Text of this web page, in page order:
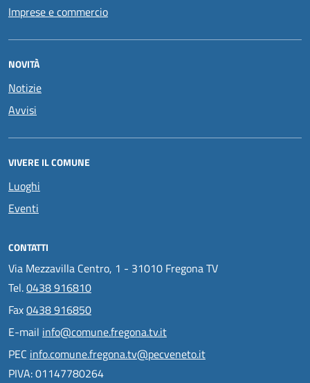
Imprese e commercio
NOVITÀ
Notizie
Avvisi
VIVERE IL COMUNE
Luoghi
Eventi
CONTATTI
Via Mezzavilla Centro, 1 - 31010 Fregona TV
Tel.0438 916810
Fax0438 916850
E-mail info@comune.fregona.tv.it
PEC info.comune.fregona.tv@pecveneto.it
PIVA: 01147780264